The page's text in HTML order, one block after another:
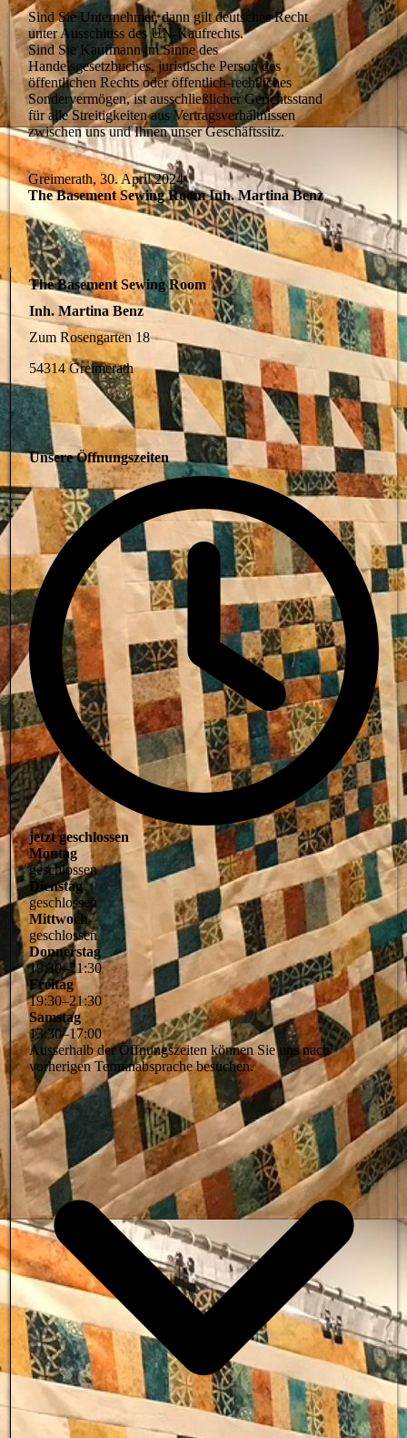
Sind Sie Unternehmer, dann gilt deutsches Recht
unter Ausschluss des UN-Kaufrechts.
Sind Sie Kaufmann im Sinne des
Handelsgesetzbuches, juristische Person des
öffentlichen Rechts oder öffentlich-rechtliches
Sondervermögen, ist ausschließlicher Gerichtsstand
für alle Streitigkeiten aus Vertragsverhältnissen
zwischen uns und Ihnen unser Geschäftssitz.
Greimerath, 30. April 2024
The Basement Sewing Room Inh. Martina Benz
The Basement Sewing Room
Inh. Martina Benz
Zum Rosengarten 18
54314 Greimerath
Unsere Öffnungszeiten
jetzt geschlossen
Montag
geschlossen
Dienstag
geschlossen
Mittwoch
geschlossen
Donnerstag
19:30–21:30
Freitag
19:30–21:30
Samstag
13:30–17:00
Ausserhalb der Öffnungszeiten können Sie uns nach
vorherigen Terminabsprache besuchen.